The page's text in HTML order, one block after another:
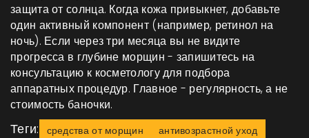
защита от солнца. Когда кожа привыкнет, добавьте
один активный компонент (например, ретинол на
ночь). Если через три месяца вы не видите
прогресса в глубине морщин - запишитесь на
консультацию к косметологу для подбора
аппаратных процедур. Главное - регулярность, а не
стоимость баночки.
Теги: средства от морщин
антивозрастной уход